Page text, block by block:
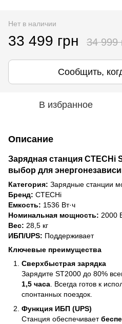
Нет в наличии
33 499 грн 34 999
Сообщить,
В избранное
Описание
Зарядная станция CTECHi
выбор для
Категория: Зарядные станции
Бренд: CTECHi
Емкость: 1536 Вт·ч
Номинальная мощность: 2000
Вес: 28,5 кг
ИБП/UPS: Поддерживает
Ключевые преимущества
Сверхбыстрая зарядка
Зарядите ST2000 до 80%
1,5 часа . Всегда готов к
спонтанных поездок.
Функция ИБП (UPS)
Станция обеспечивает